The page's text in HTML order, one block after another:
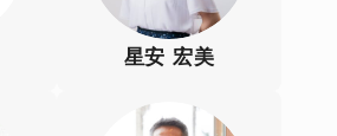
星安 宏美